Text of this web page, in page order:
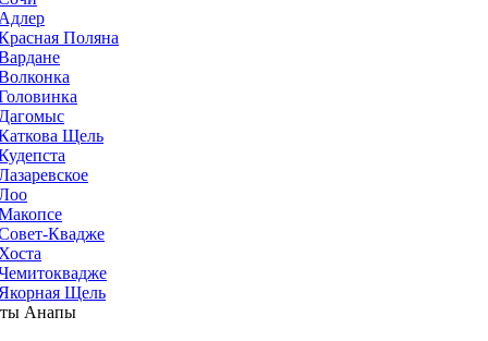
Поляна
Щель
Квадже
Щель
Анапы